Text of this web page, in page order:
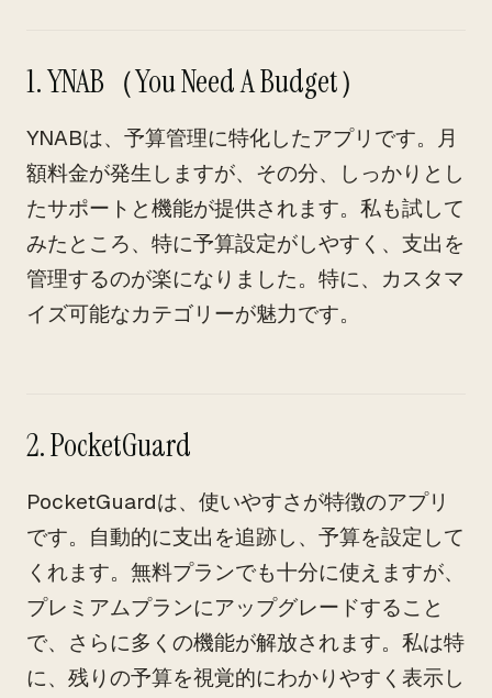
1. YNAB（You Need A Budget）
YNABは、予算管理に特化したアプリです。月
額料金が発生しますが、その分、しっかりとし
たサポートと機能が提供されます。私も試して
みたところ、特に予算設定がしやすく、支出を
管理するのが楽になりました。特に、カスタマ
イズ可能なカテゴリーが魅力です。
2. PocketGuard
PocketGuardは、使いやすさが特徴のアプリ
です。自動的に支出を追跡し、予算を設定して
くれます。無料プランでも十分に使えますが、
プレミアムプランにアップグレードすること
で、さらに多くの機能が解放されます。私は特
に、残りの予算を視覚的にわかりやすく表示し